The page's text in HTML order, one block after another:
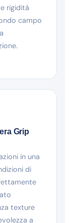
rigidità
campo
Grip
in una
di
texture
a